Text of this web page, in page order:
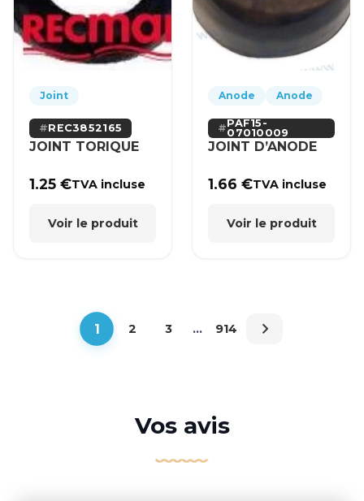
Joint
REC3852165
JOINT TORIQUE
1.25€TVA incluse
Voir le produit
Anode Anode
PAF15-
07010009
JOINT D’ANODE
1.66€TVA incluse
Voir le produit
1 2 3 … 914
Vos avis